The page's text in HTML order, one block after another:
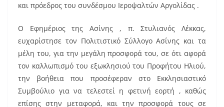
και πρόεδρος του συνδέσμου Ιεροψαλτών Αργολίδας .
Ο Εφημέριος της Ασίνης , π. Στυλιανός Λέκκας,
ευχαρίστησε τον Πολιτιστικό Σύλλογο Ασίνης και τα
μέλη του, για την μεγάλη προσφορά του, σε ότι αφορά
τον καλλωπισμό του εξωκλησιού του Προφήτου Ηλιού,
την βοήθεια που προσέφεραν στο Εκκλησιαστικό
Συμβούλιο για να τελεστεί η φετινή εορτή , καθώς
επίσης στην μεταφορά, και την προσφορά τους σε